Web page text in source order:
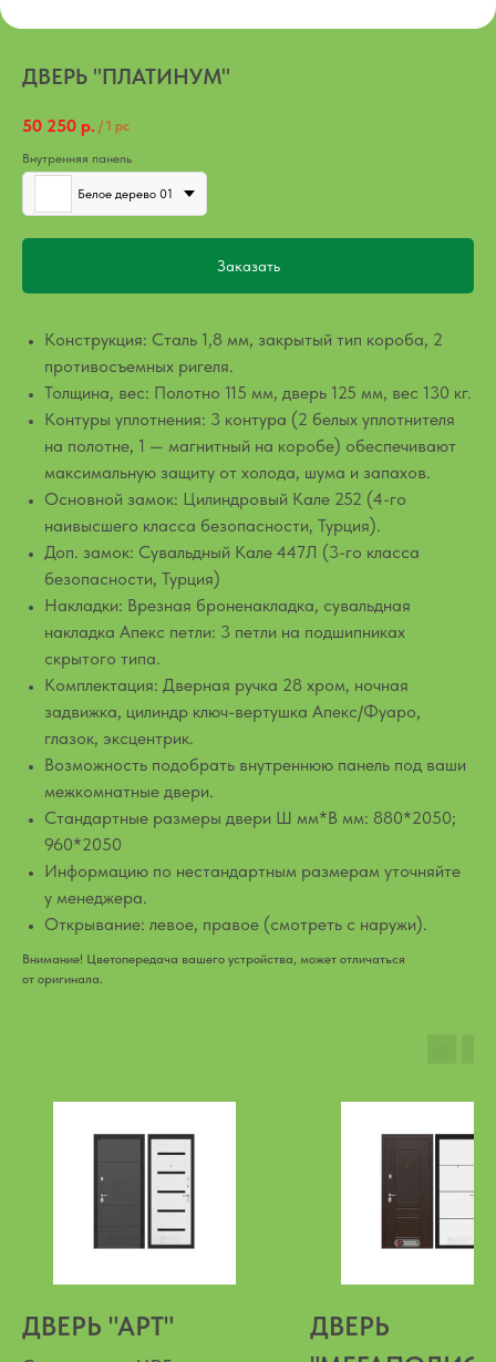
ДВЕРЬ "ПЛАТИНУМ"
50 250 р. / 1 pc
Внутренняя панель
Белое дерево 01
Заказать
Конструкция: Сталь 1,8 мм, закрытый тип короба, 2
противосъемных ригеля.
Толщина, вес: Полотно 115 мм, дверь 125 мм, вес 130 кг.
Контуры уплотнения: 3 контура (2 белых уплотнителя
на полотне, 1 — магнитный на коробе) обеспечивают
максимальную защиту от холода, шума и запахов.
Основной замок: Цилиндровый Кале 252 (4-го
наивысшего класса безопасности, Турция).
Доп. замок: Сувальдный Кале 447Л (3-го класса
безопасности, Турция)
Накладки: Врезная броненакладка, сувальдная
накладка Апекс петли: 3 петли на подшипниках
скрытого типа.
Комплектация: Дверная ручка 28 хром, ночная
задвижка, цилиндр ключ-вертушка Апекс/Фуаро,
глазок, эксцентрик.
Возможность подобрать внутреннюю панель под ваши
межкомнатные двери.
Стандартные размеры двери Ш мм*В мм: 880*2050;
960*2050
Информацию по нестандартным размерам уточняйте
у менеджера.
Открывание: левое, правое (смотреть с наружи).
Внимание! Цветопередача вашего устройства, может отличаться
от оригинала.
ДВЕРЬ "АРТ"
ДВЕРЬ